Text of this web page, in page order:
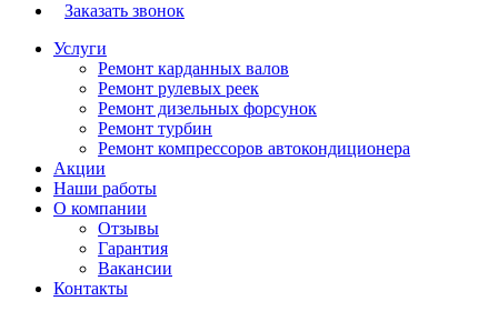
Заказать звонок
Услуги
Ремонт карданных валов
Ремонт рулевых реек
Ремонт дизельных форсунок
Ремонт турбин
Ремонт компрессоров автокондиционера
Акции
Наши работы
О компании
Отзывы
Гарантия
Вакансии
Контакты